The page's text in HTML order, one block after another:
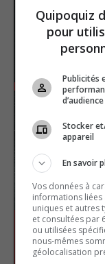
Quipoquiz
pour
Publicités
Stocker
appareil
En savoir
Vos données à
informations
uniques et autres
et consultées par
ou utilisées
nous-mêmes
géolocalisation